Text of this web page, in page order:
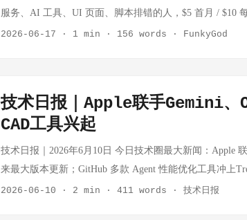
代码可读性，还可能掩盖真正的逻辑错误。 核心观点：
服务、AI 工具、UI 页面、脚本排错的人，$5 首月 / $10
是低成本订阅，首月 $5，之后 $10/月，可用于
Flash 每月可到 158,150 次请求，Qwen3.7 Plus 每月约
日常 coding、改 bug、解释报错、生成脚本、写
编码副驾驶" Go 套餐的定位不是替代最强闭源模型，而
官方也说它主要解决的是开放模型访问不稳定、不同
2026-06-17 · 1 min · 156 words · FunkyGod
技术日报｜Apple联手Gemini、
CAD工具兴起
技术日报｜2026年6月10日 今日技术圈最大新闻：Apple
来最大版本更新；GitHub 多款 Agent 性能优化工具冲上
域。 🏷️ [AI] Performative-UI — 设计模式组件库让AI编程
2026-06-10 · 2 min · 411 words · 技术日报